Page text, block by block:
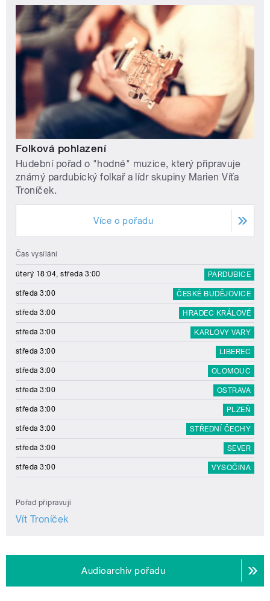
Folková pohlazení
Hudební pořad o "hodné" muzice, který připravuje
známý pardubický folkař a lídr skupiny Marien Víťa
Troníček.
Více o pořadu
Čas vysílání
úterý 18:04, středa 3:00 PARDUBICE
středa 3:00 ČESKÉ BUDĚJOVICE
středa 3:00 HRADEC KRÁLOVÉ
středa 3:00 KARLOVY VARY
středa 3:00 LIBEREC
středa 3:00 OLOMOUC
středa 3:00 OSTRAVA
středa 3:00 PLZEŇ
středa 3:00 STŘEDNÍ ČECHY
středa 3:00 SEVER
středa 3:00 VYSOČINA
Pořad připravují
Vít Troníček
Audioarchiv pořadu